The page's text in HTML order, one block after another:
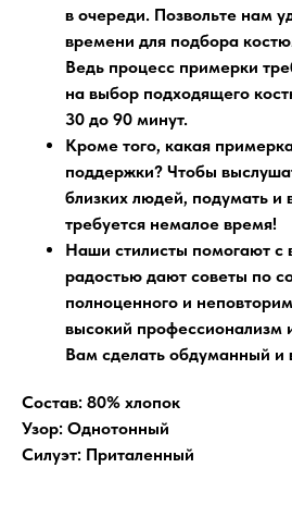
в очереди. Позвольте нам
времени для подбора
Ведь процесс примерки
на выбор подходящего
30 до 90 минут.
Кроме того, какая
поддержки? Чтобы
близких людей, подумать и
требуется немалое время!
Наши стилисты помогают с
радостью дают советы по
полноценного и
высокий профессионализм
Вам сделать обдуманный и
Состав: 80% хлопок
Узор: Однотонный
Силуэт: Приталенный